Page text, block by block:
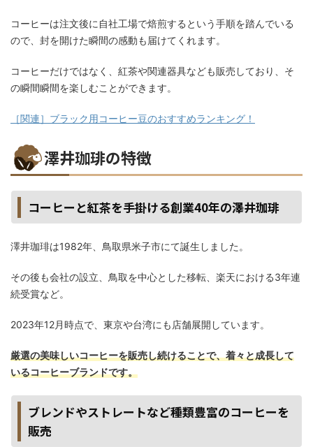
コーヒーは注文後に自社工場で焙煎するという手順を踏んでいる
ので、封を開けた瞬間の感動も届けてくれます。
コーヒーだけではなく、紅茶や関連器具なども販売しており、そ
の瞬間瞬間を楽しむことができます。
［関連］ブラック用コーヒー豆のおすすめランキング！
澤井珈琲の特徴
コーヒーと紅茶を手掛ける創業40年の澤井珈琲
澤井珈琲は1982年、鳥取県米子市にて誕生しました。
その後も会社の設立、鳥取を中心とした移転、楽天における3年連
続受賞など。
2023年12月時点で、東京や台湾にも店舗展開しています。
厳選の美味しいコーヒーを販売し続けることで、着々と成長して
いるコーヒーブランドです。
ブレンドやストレートなど種類豊富のコーヒーを
販売